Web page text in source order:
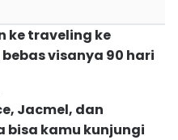
ke traveling ke
visanya 90 hari
Jacmel, dan
kamu kunjungi